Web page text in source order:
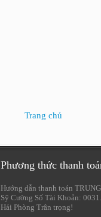
Trang chủ
Phương thức thanh
Hướng dẫn thanh toán
Sỹ Cường Số Tài Khoản:
Hải Phòng Trân trọng!